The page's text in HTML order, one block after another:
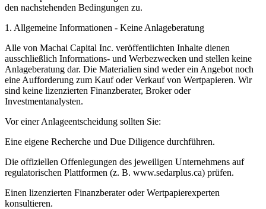
den nachstehenden Bedingungen zu.
1. Allgemeine Informationen - Keine Anlageberatung
Alle von Machai Capital Inc. veröffentlichten Inhalte dienen
ausschließlich Informations- und Werbezwecken und stellen keine
Anlageberatung dar. Die Materialien sind weder ein Angebot noch
eine Aufforderung zum Kauf oder Verkauf von Wertpapieren. Wir
sind keine lizenzierten Finanzberater, Broker oder
Investmentanalysten.
Vor einer Anlageentscheidung sollten Sie:
Eine eigene Recherche und Due Diligence durchführen.
Die offiziellen Offenlegungen des jeweiligen Unternehmens auf
regulatorischen Plattformen (z. B. www.sedarplus.ca) prüfen.
Einen lizenzierten Finanzberater oder Wertpapierexperten
konsultieren.